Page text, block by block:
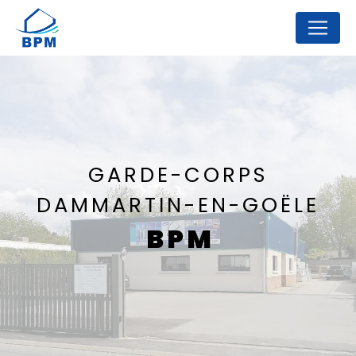
GARDE-CORPS
DAMMARTIN-EN-GOËLE
BPM
Panneau de gestion des cookies